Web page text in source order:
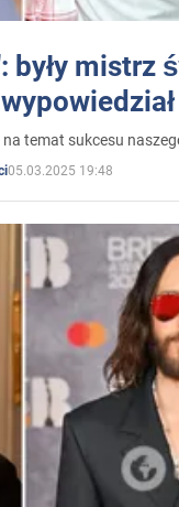
były mistrz
temat sukcesu
05.03.2025 19:48